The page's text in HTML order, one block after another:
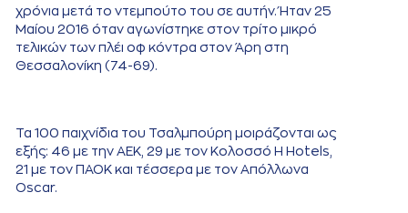
χρόνια μετά το ντεμπούτο του σε αυτήν. Ήταν 25
Μαίου 2016 όταν αγωνίστηκε στον τρίτο μικρό
τελικών των πλέι οφ κόντρα στον Άρη στη
Θεσσαλονίκη (74-69).
Τα 100 παιχνίδια του Τσαλμπούρη μοιράζονται ως
εξής: 46 με την ΑΕΚ, 29 με τον Κολοσσό H Hotels,
21 με τον ΠΑΟΚ και τέσσερα με τον Απόλλωνα
Oscar.